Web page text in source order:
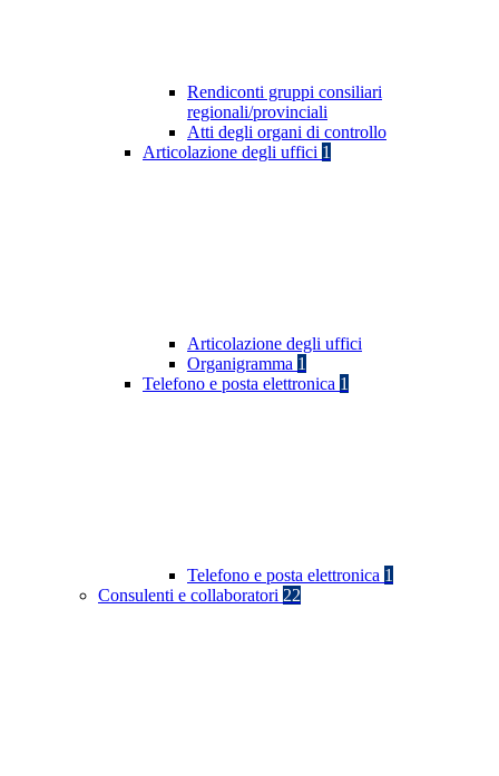
Rendiconti gruppi consiliari
regionali/provinciali
Atti degli organi di controllo
Articolazione degli uffici 1
Articolazione degli uffici
Organigramma 1
Telefono e posta elettronica 1
Telefono e posta elettronica 1
Consulenti e collaboratori 22